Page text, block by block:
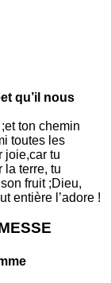
qu’il nous
ton chemin
toutes les
joie,car tu
la terre, tu
fruit ;Dieu,
entière l’adore !